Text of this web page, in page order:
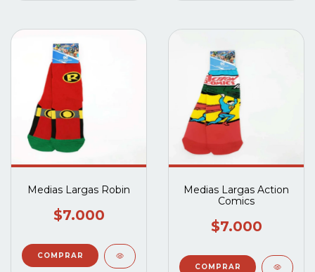
Medias Largas Robin
$7.000
Medias Largas Action
Comics
$7.000